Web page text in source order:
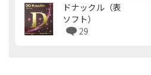
ドナックル（表
ソフト）
29